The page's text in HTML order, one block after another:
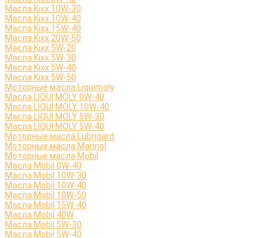
Масла Kixx 10W-30
Масла Kixx 10W-40
Масла Kixx 15W-40
Масла Kixx 20W-50
Масла Kixx 5W-20
Масла Kixx 5W-30
Масла Kixx 5W-40
Масла Kixx 5W-50
Моторные масла Liquimoly
Масла LIQUI MOLY 0W-40
Масла LIQUI MOLY 10W-40
Масла LIQUI MOLY 5W-30
Масла LIQUI MOLY 5W-40
Моторные масла Lubrigard
Моторные масла Mannol
Моторные масла Mobil
Масла Mobil 0W-40
Масла Mobil 10W-30
Масла Mobil 10W-40
Масла Mobil 10W-50
Масла Mobil 15W-40
Масла Mobil 40W
Масла Mobil 5W-30
Масла Mobil 5W-40